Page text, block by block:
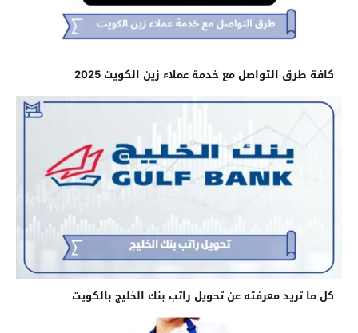
كافة طرق التواصل مع خدمة عملاء زين الكويت 2025
كل ما تريد معرفته عن تحويل راتب بنك الخليج بالكويت